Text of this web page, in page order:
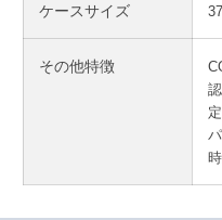
ケースサイズ
その他特徴
定